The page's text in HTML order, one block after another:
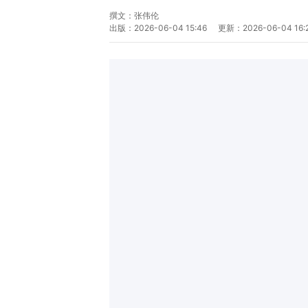
撰文： 张伟伦
出版： 2026-06-04 15:46 更新： 2026-06-04